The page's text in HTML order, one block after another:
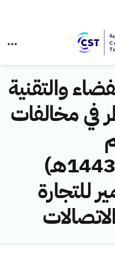
والتقنية
في مخالفات
(42748409/ق/1443هـ)
للتجارة